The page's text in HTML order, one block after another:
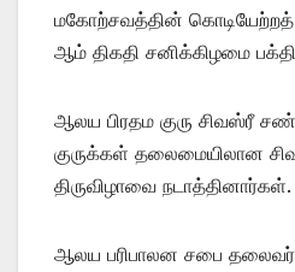
மகோற்சவத்தின் கொடியேற்றத்
ஆம் திகதி சனிக்கிழமை
ஆலய பிரதம குரு சிவஸ்ரீ
குருக்கள் தலைமையிலான
திருவிழாவை நடாத்தினார்கள்.
ஆலய பரிபாலன சபை தலைவர்